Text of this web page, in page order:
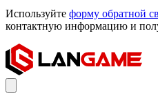
Используйте форму обратной
контактную информацию и